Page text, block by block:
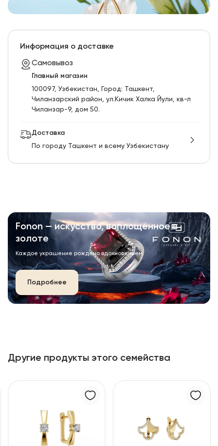
Информация о доставке
Самовывоз
Главный магазин
100097, Узбекистан, Город: Ташкент,
Чиланзарский pайон, ул.Кичик Халка Йули, кв-л
Чиланзар-9, дом 50.
Доставка
По городу Ташкент и всему Узбекистану
Fonon — искусство, воплощённое в
золоте
Каждое украшение рождено вдохновением.
Подробнее
Другие продукты этого семейства